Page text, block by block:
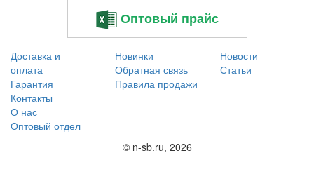
Оптовый прайс
Доставка и
оплата
Гарантия
Контакты
О нас
Оптовый отдел
Новинки
Обратная связь
Правила продажи
Новости
Статьи
© n-sb.ru, 2026